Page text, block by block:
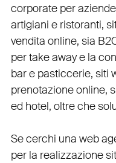
corporateperaziende
artigiani e ristoranti,
vendita online, sia
per take awaye la
bare pasticcerie, siti
prenotazione online,
ed hotel, oltre che
Se cerchi una web
per la realizzazione